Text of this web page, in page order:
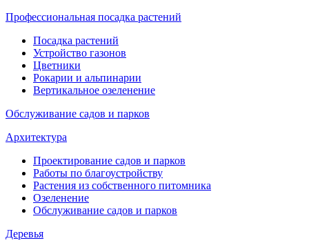
Профессиональная посадка растений
Посадка растений
Устройство газонов
Цветники
Рокарии и альпинарии
Вертикальное озеленение
Обслуживание садов и парков
Архитектура
Проектирование садов и парков
Работы по благоустройству
Растения из собственного питомника
Озеленение
Обслуживание садов и парков
Деревья